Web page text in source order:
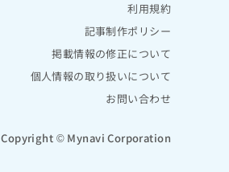
利用規約
記事制作ポリシー
掲載情報の修正について
個人情報の取り扱いについて
お問い合わせ
Copyright © Mynavi Corporation